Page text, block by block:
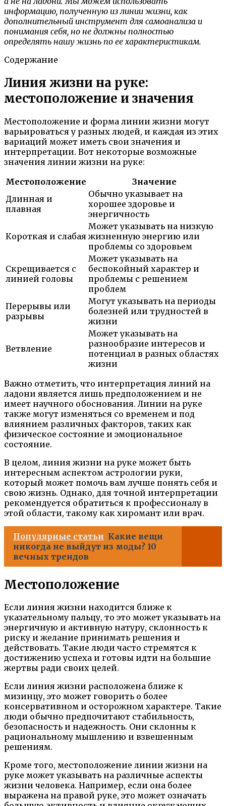
информацию, полученную из линии жизни, как
дополнительный инструмент для самоанализа и
понимания себя, но не должны полностью
определять нашу жизнь по ее характеристикам.
Содержание
Линия жизни на руке:
местоположение и значения
Местоположение и форма линии жизни могут
варьироваться у разных людей, и каждая из этих
вариаций может иметь свои значения и
интерпретации. Вот некоторые возможные
значения линии жизни на руке:
Местоположение
Значение
Длинная и
плавная
Обычно указывает на
хорошее здоровье и
энергичность
Короткая и слабая
Может указывать на низкую
жизненную энергию или
проблемы со здоровьем
Скрещивается с
линией головы
Может указывать на
беспокойный характер и
проблемы с решением
проблем
Перерывы или
разрывы
Могут указывать на периоды
болезней или трудностей в
жизни
Ветвление
Может указывать на
разнообразие интересов и
потенциал в разных областях
жизни
Важно отметить, что интерпретация линий на
ладони является лишь предположением и не
имеет научного обоснования. Линии на руке
также могут изменяться со временем и под
влиянием различных факторов, таких как
физическое состояние и эмоциональное
состояние.
В целом, линия жизни на руке может быть
интересным аспектом астрологии руки,
который может помочь вам лучше понять себя и
свою жизнь. Однако, для точной интерпретации
рекомендуется обратиться к профессионалу в
этой области, такому как хиромант или врач.
Популярные статьи Какие вещи
никогда не выйдут из моды? 10
вечных трендов
Местоположение
Если линия жизни находится ближе к
указательному пальцу, то это может указывать на
энергичную и активную натуру, склонность к
риску и желание принимать решения и
действовать. Такие люди часто стремятся к
достижению успеха и готовы идти на большие
жертвы ради своих целей.
Если линия жизни расположена ближе к
мизинцу, это может говорить о более
консервативном и осторожном характере. Такие
люди обычно предпочитают стабильность,
безопасность и надежность. Они склонны к
рациональному мышлению и взвешенным
решениям.
Кроме того, местоположение линии жизни на
руке может указывать на различные аспекты
жизни человека. Например, если она более
выражена на правой руке, это может означать